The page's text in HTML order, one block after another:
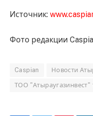
Источник:
Фото редакции
Caspian Новости
ТОО "Атыраугазинвест"